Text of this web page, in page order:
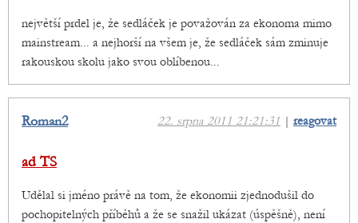
největší prdel je, že sedláček je považován za ekonoma mimo
mainstream... a nejhorší na všem je, že sedláček sám zminuje
rakouskou skolu jako svou oblíbenou...
22. srpna 2011 21:21:31 | reagovat
Roman2
ad TS
Udělal si jméno právě na tom, že ekonomii zjednodušil do
pochopitelných příběhů a že se snažil ukázat (úspěšně), není